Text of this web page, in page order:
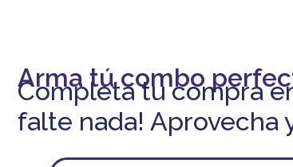
Arma tú combo
Completa tu compra
falte nada! Aprovecha